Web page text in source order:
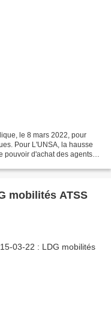
le 8 mars 2022, pour
Pour L'UNSA, la hausse
pouvoir d'achat des agents
mobilités ATSS